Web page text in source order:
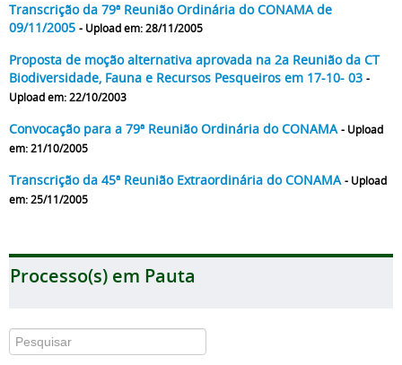
Transcrição da 79ª Reunião Ordinária do CONAMA de
09/11/2005 - Upload em: 28/11/2005
Proposta de moção alternativa aprovada na 2a Reunião da CT
Biodiversidade, Fauna e Recursos Pesqueiros em 17-10- 03 -
Upload em: 22/10/2003
Convocação para a 79ª Reunião Ordinária do CONAMA - Upload
em: 21/10/2005
Transcrição da 45ª Reunião Extraordinária do CONAMA - Upload
em: 25/11/2005
Processo(s) em Pauta